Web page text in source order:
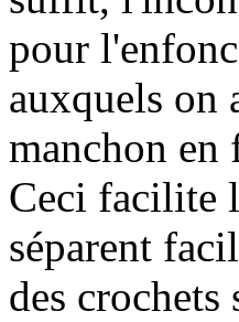
pour
auxquels on
manchon en
Ceci facilite
séparent
des